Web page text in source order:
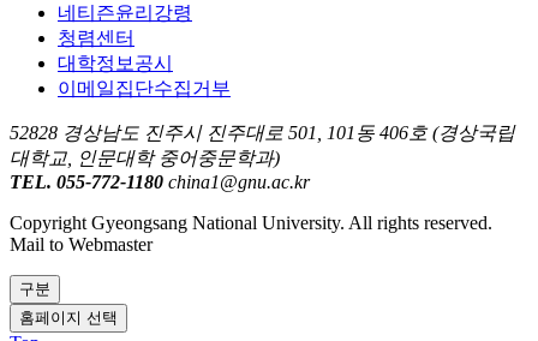
네티즌윤리강령
청렴센터
대학정보공시
이메일집단수집거부
52828 경상남도 진주시 진주대로 501, 101동 406호 (경상국립
대학교, 인문대학 중어중문학과)
TEL. 055-772-1180 china1@gnu.ac.kr
Copyright Gyeongsang National University. All rights reserved.
Mail to Webmaster
구분
홈페이지 선택